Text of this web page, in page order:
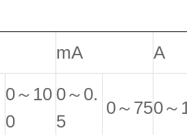
mA A
0～10
0
0～0.
5
0～750～